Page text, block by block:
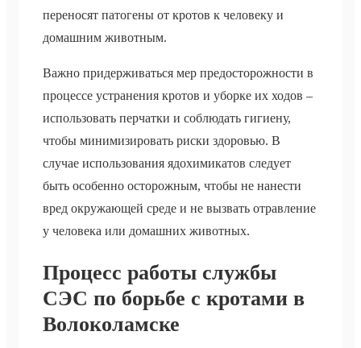
переносят патогены от кротов к человеку и
домашним животным.
Важно придерживаться мер предосторожности в
процессе устранения кротов и уборке их ходов –
использовать перчатки и соблюдать гигиену,
чтобы минимизировать риски здоровью. В
случае использования ядохимикатов следует
быть особенно осторожным, чтобы не нанести
вред окружающей среде и не вызвать отравление
у человека или домашних животных.
Процесс работы службы
СЭС по борьбе с кротами в
Волоколамске